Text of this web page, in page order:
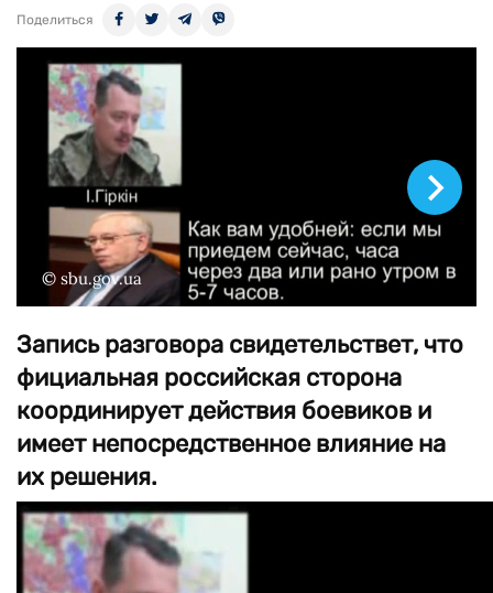
Поделиться
© sbu.gov.ua
Запись разговора свидетельствет, что
фициальная российская сторона
координирует действия боевиков и
имеет непосредственное влияние на
их решения.